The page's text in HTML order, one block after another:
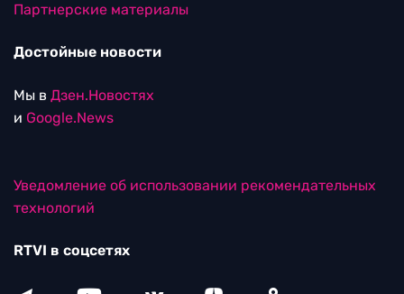
Партнерские материалы
Достойные новости
Мы в Дзен.Новостях
и Google.News
Уведомление об использовании рекомендательных
технологий
RTVI в соцсетях